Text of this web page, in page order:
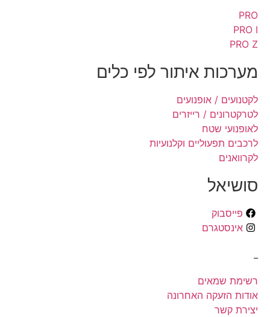
PRO
PRO I
PRO Z
מערכות איתור לפי כלים
לקטנועים / אופנועים
לטרקטרונים / רייזרים
לאופנועי שטח
לרכבים תפעוליים וקלנועיות
לקרוואנים
סושיאל
פייסבוק
אינסטגרם
רשימת שמאים
אודות הזעקה האחרונה
יצירת קשר